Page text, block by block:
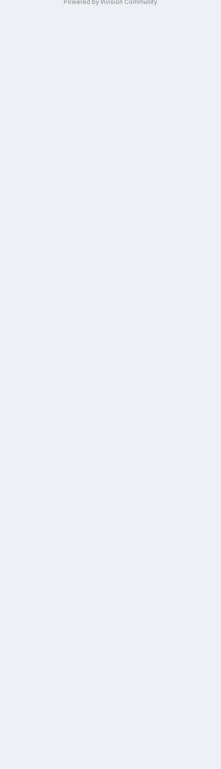
Powered by Invision Community